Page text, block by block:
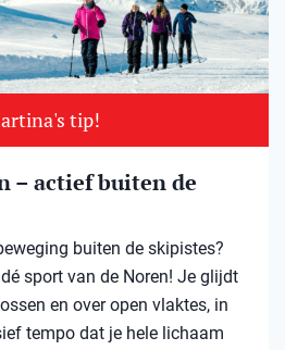
tip!
– actief buiten de
buiten de skipistes?
sport van de Noren! Je glijdt
en over open vlaktes, in
tempo dat je hele lichaam